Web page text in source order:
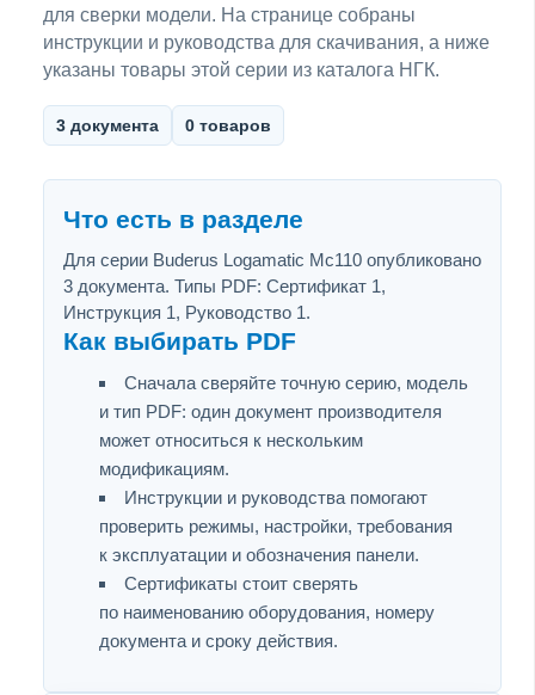
для сверки модели. На странице собраны
инструкции и руководства для скачивания, а ниже
указаны товары этой серии из каталога НГК.
3 документа 0 товаров
Что есть в разделе
Для серии Buderus Logamatic Mc110 опубликовано
3 документа. Типы PDF: Сертификат 1,
Инструкция 1, Руководство 1.
Как выбирать PDF
Сначала сверяйте точную серию, модель
и тип PDF: один документ производителя
может относиться к нескольким
модификациям.
Инструкции и руководства помогают
проверить режимы, настройки, требования
к эксплуатации и обозначения панели.
Сертификаты стоит сверять
по наименованию оборудования, номеру
документа и сроку действия.